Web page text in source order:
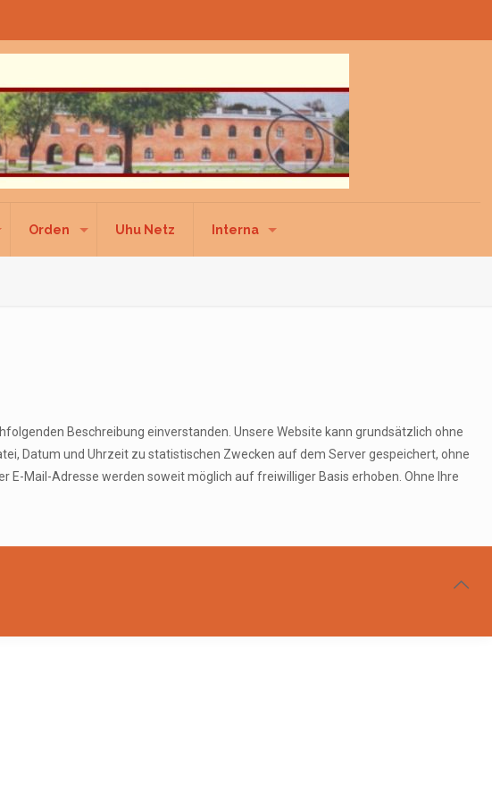
Orden Uhu Netz Interna
Beschreibung einverstanden. Unsere Website kann grundsätzlich ohne
Datum und Uhrzeit zu statistischen Zwecken auf dem Server gespeichert, ohne
Mail-Adresse werden soweit möglich auf freiwilliger Basis erhoben. Ohne Ihre